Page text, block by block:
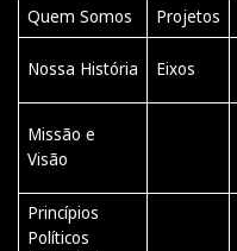
Quem Somos Projetos
Nossa História Eixos
Missão e
Visão
Princípios
Políticos